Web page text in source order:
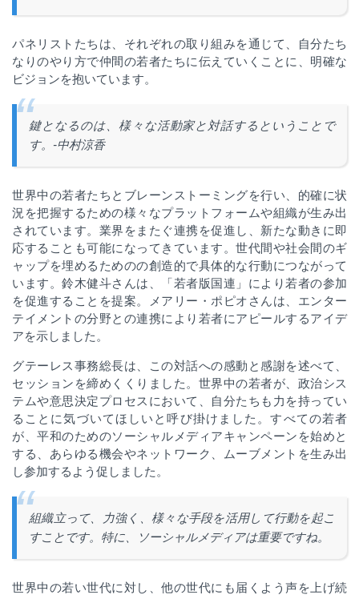
パネリストたちは、それぞれの取り組みを通じて、自分たち
なりのやり方で仲間の若者たちに伝えていくことに、明確な
ビジョンを抱いています。
鍵となるのは、様々な活動家と対話するということで
す。 -中村涼香
世界中の若者たちとブレーンストーミングを行い、的確に状
況を把握するための様々なプラットフォームや組織が生み出
されています。業界をまたぐ連携を促進し、新たな動きに即
応することも可能になってきています。世代間や社会間のギ
ャップを埋めるためのの創造的で具体的な行動につながって
います。鈴木健斗さんは、「若者版国連」により若者の参加
を促進することを提案。メアリー・ポピオさんは、 エンター
テイメントの分野との連携により若者にアピールするアイデ
アを示しました。
グテーレス事務総長は 、この対話への感動と感謝を述べて、
セッションを締めくくりました。世界中の若者が、政治シス
テムや意思決定プロセスにおいて、自分たちも力を持ってい
ることに気づいてほしいと呼び掛けました。すべての若者
が、 平和のためのソーシャルメディアキャンペーンを始めと
する、あらゆる機会やネットワーク、ムーブメントを生み出
し参加するよう促しました。
組織立って、力強く、様々な手段を活用して行動を起こ
すことです。特に、ソーシャルメディアは重要ですね。
世界中の若い世代に対し、他の世代にも届くよう声を上げ続